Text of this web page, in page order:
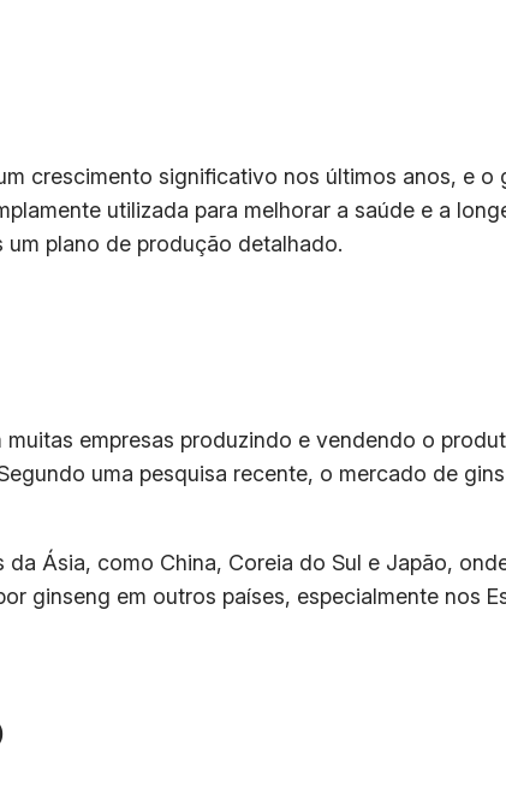
crescimento significativo nos últimos anos, e
utilizada para melhorar a saúde e a
plano de produção detalhado.
empresas produzindo e vendendo o
uma pesquisa recente, o mercado de
Ásia, como China, Coreia do Sul e Japão,
ginseng em outros países, especialmente nos